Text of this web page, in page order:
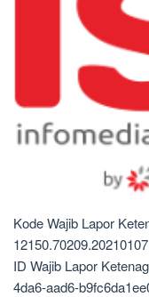
Kode Wajib Lapor
ID Wajib Lapor
4da6-aad6-